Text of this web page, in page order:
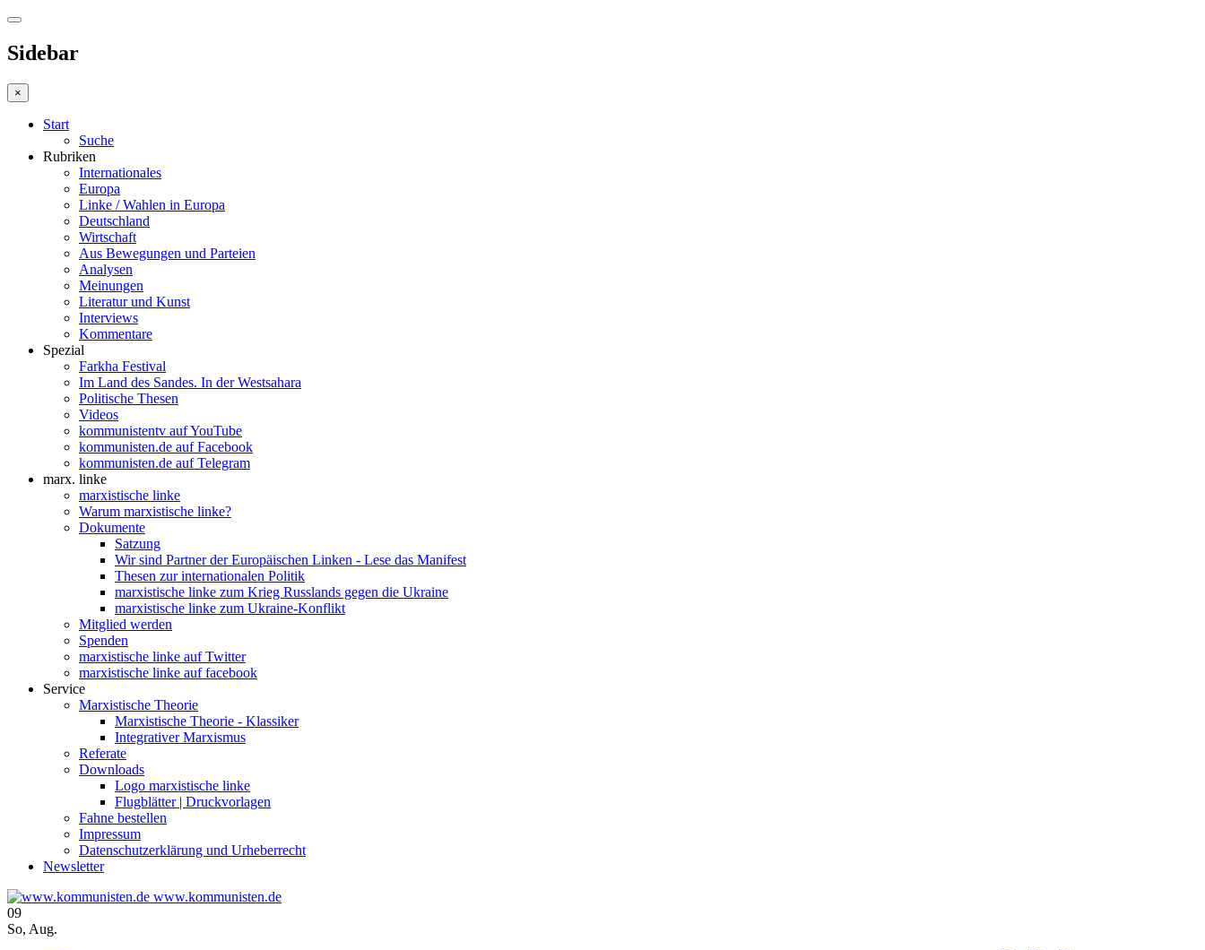
Sidebar
×
Start
Suche
Rubriken
Internationales
Europa
Linke / Wahlen in Europa
Deutschland
Wirtschaft
Aus Bewegungen und Parteien
Analysen
Meinungen
Literatur und Kunst
Interviews
Kommentare
Spezial
Farkha Festival
Im Land des Sandes. In der Westsahara
Politische Thesen
Videos
kommunistentv auf YouTube
kommunisten.de auf Facebook
kommunisten.de auf Telegram
marx. linke
marxistische linke
Warum marxistische linke?
Dokumente
Satzung
Wir sind Partner der Europäischen Linken - Lese das Manifest
Thesen zur internationalen Politik
marxistische linke zum Krieg Russlands gegen die Ukraine
marxistische linke zum Ukraine-Konflikt
Mitglied werden
Spenden
marxistische linke auf Twitter
marxistische linke auf facebook
Service
Marxistische Theorie
Marxistische Theorie - Klassiker
Integrativer Marxismus
Referate
Downloads
Logo marxistische linke
Flugblätter | Druckvorlagen
Fahne bestellen
Impressum
Datenschutzerklärung und Urheberrecht
Newsletter
www.kommunisten.de
09
So, Aug.